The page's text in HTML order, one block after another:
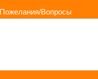
Пожелания/Вопросы